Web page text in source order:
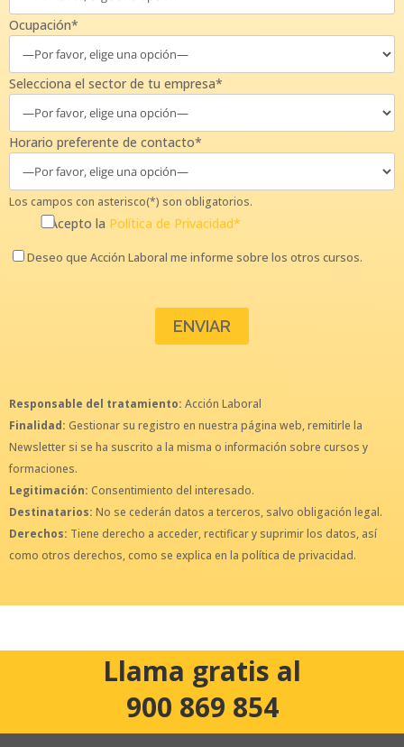
Ocupación*
Selecciona el sector de tu empresa*
Horario preferente de contacto*
Los campos con asterisco(*) son obligatorios.
Acepto la Política de Privacidad*
Deseo que Acción Laboral me informe sobre los otros cursos.
Responsable del tratamiento: Acción Laboral
Finalidad: Gestionar su registro en nuestra página web, remitirle la
Newsletter si se ha suscrito a la misma o información sobre cursos y
formaciones.
Legitimación: Consentimiento del interesado.
Destinatarios: No se cederán datos a terceros, salvo obligación legal.
Derechos: Tiene derecho a acceder, rectificar y suprimir los datos, así
como otros derechos, como se explica en la política de privacidad.
Llama gratis al
900 869 854